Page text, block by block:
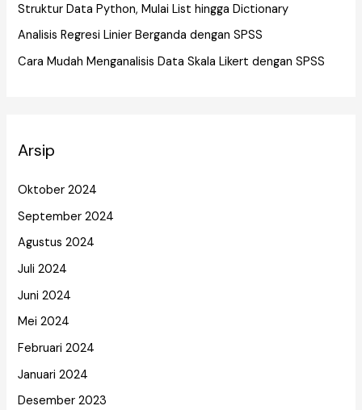
Struktur Data Python, Mulai List hingga Dictionary
Analisis Regresi Linier Berganda dengan SPSS
Cara Mudah Menganalisis Data Skala Likert dengan SPSS
Arsip
Oktober 2024
September 2024
Agustus 2024
Juli 2024
Juni 2024
Mei 2024
Februari 2024
Januari 2024
Desember 2023